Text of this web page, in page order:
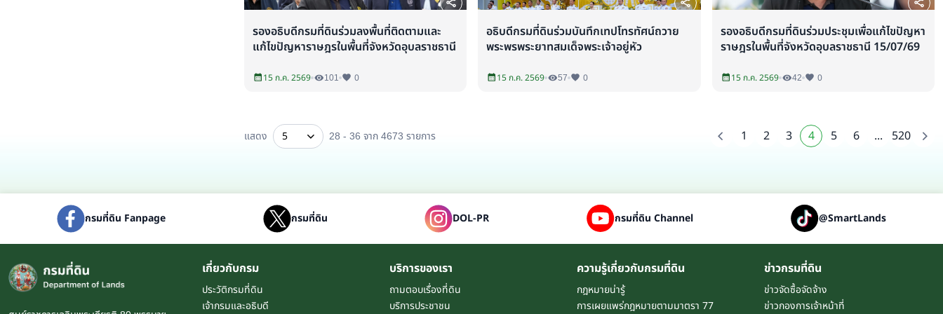
รองอธิบดีกรมที่ดินร่วมลงพื้นที่ติดตามและ
แก้ไขปัญหาราษฎรในพื้นที่จังหวัดอุบลราชธานี
15 ก.ค. 2569 101 0
อธิบดีกรมที่ดินร่วมบันทึกเทปโทรทัศน์ถวาย
พระพรพระยาทสมเด็จพระเจ้าอยู่หัว
15 ก.ค. 2569 57 0
รองอธิบดีกรมที่ดินร่วมประชุมเพื่อแก้ไขปัญหา
ราษฎรในพื้นที่จังหวัดอุบลราชธานี 15/07/69
15 ก.ค. 2569 42 0
แสดง 5 28 - 36 จาก 4673 รายการ 1 2 3 4 5 6 ... 520
กรมที่ดิน Fanpage กรมที่ดิน DOL-PR กรมที่ดิน Channel @SmartLands
เกี่ยวกับกรม
ประวัติกรมที่ดิน
เจ้ากรมและอธิบดี
บริการของเรา
ถามตอบเรื่องที่ดิน
บริการประชาชน
ความรู้เกี่ยวกับกรมที่ดิน
กฎหมายน่ารู้
การเผยแพร่กฎหมายตามมาตรา 77
ข่าวกรมที่ดิน
ข่าวจัดซื้อจัดจ้าง
ข่าวกองการเจ้าหน้าที่